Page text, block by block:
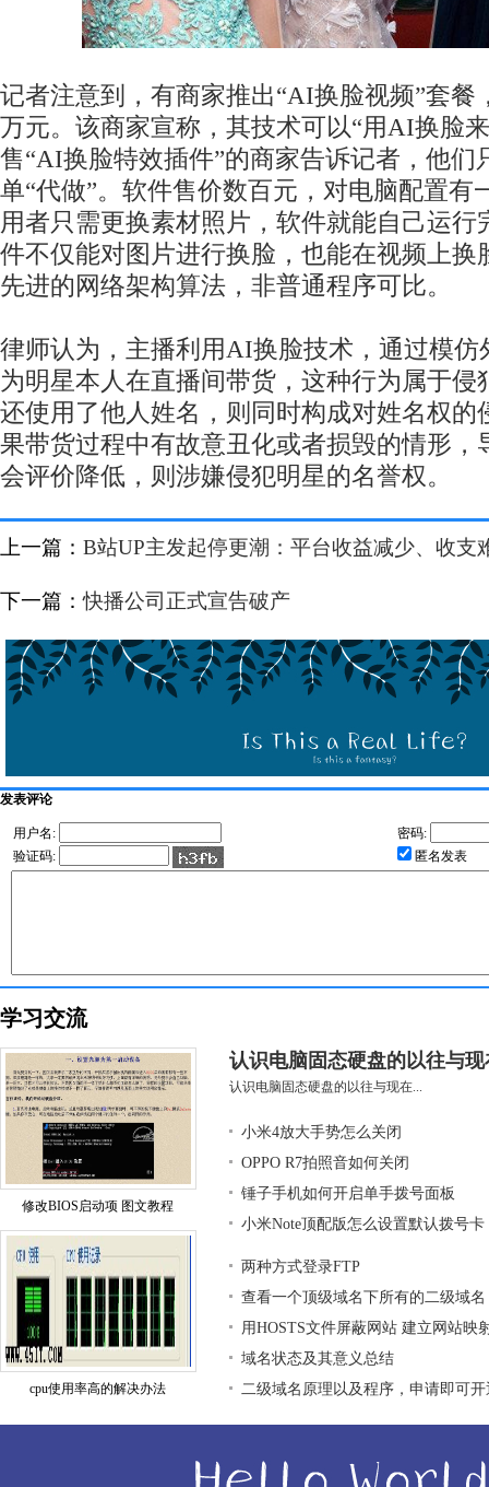
记者注意到，有商家推出“AI换脸视频”套餐
万元。该商家宣称，其技术可以“用AI换脸
售“AI换脸特效插件”的商家告诉记者，他们
单“代做”。软件售价数百元，对电脑配置有
用者只需更换素材照片，软件就能自己运行
件不仅能对图片进行换脸，也能在视频上换
先进的网络架构算法，非普通程序可比。
律师认为，主播利用AI换脸技术，通过模仿
为明星本人在直播间带货，这种行为属于侵
还使用了他人姓名，则同时构成对姓名权的
果带货过程中有故意丑化或者损毁的情形，
会评价降低，则涉嫌侵犯明星的名誉权。
上一篇： B站UP主发起停更潮：平台收益减少、收支
下一篇：快播公司正式宣告破产
发表评论
用户名:
密码:
验证码:
匿名发表
学习交流
修改BIOS启动项 图文教程
cpu使用率高的解决办法
认识电脑固态硬盘的以往与现
认识电脑固态硬盘的以往与现在...
小米4放大手势怎么关闭
OPPO R7拍照音如何关闭
锤子手机如何开启单手拨号面板
小米Note顶配版怎么设置默认拨号卡
两种方式登录FTP
查看一个顶级域名下所有的二级域名
用HOSTS文件屏蔽网站 建立网站映
域名状态及其意义总结
二级域名原理以及程序，申请即可开